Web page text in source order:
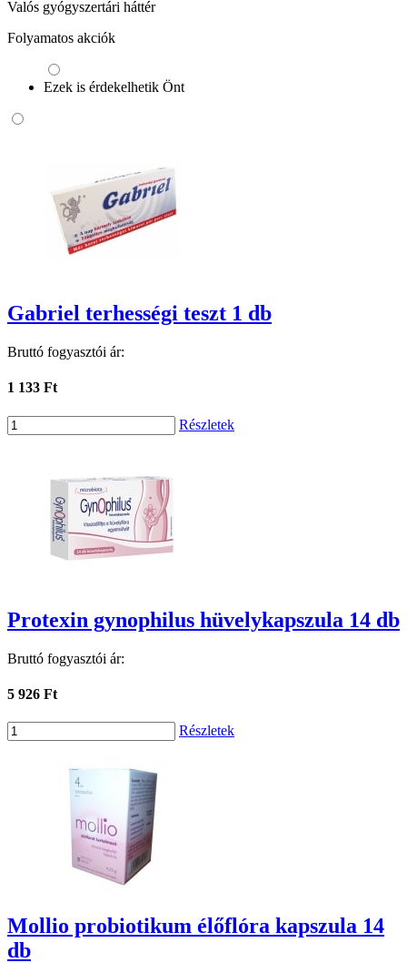
Valós gyógyszertári háttér
Folyamatos akciók
Ezek is érdekelhetik Önt
Gabriel terhességi teszt 1 db
Bruttó fogyasztói ár:
1 133 Ft
Részletek
Protexin gynophilus hüvelykapszula 14 db
Bruttó fogyasztói ár:
5 926 Ft
Részletek
Mollio probiotikum élőflóra kapszula 14
db